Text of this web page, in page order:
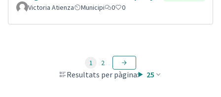
Victoria Atienza
Municipi 0 0
Resultats per pàgina: 25
1 2